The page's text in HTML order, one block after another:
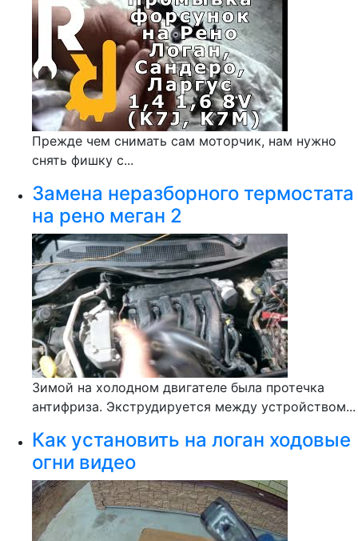
Прежде чем снимать сам моторчик, нам нужно
снять фишку с...
Замена неразборного термостата
на рено меган 2
Зимой на холодном двигателе была протечка
антифриза. Экструдируется между устройством...
Как установить на логан ходовые
огни видео